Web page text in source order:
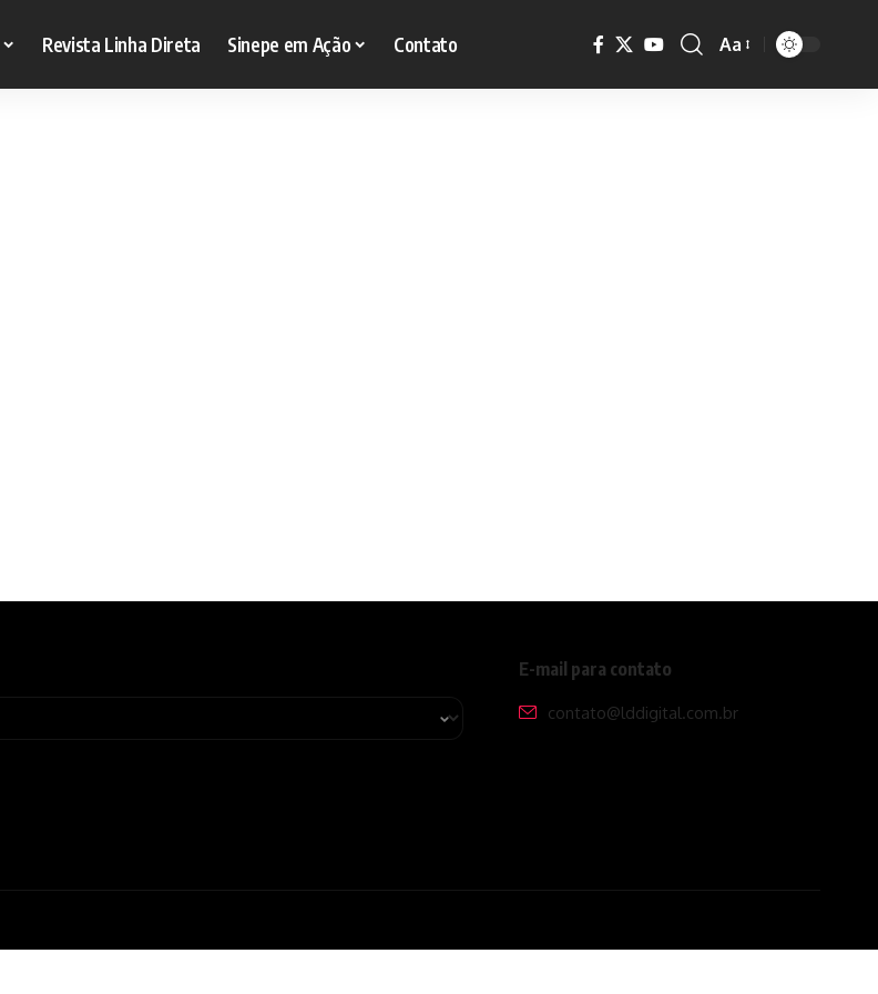
Revista Linha Direta Sinepe em Ação Contato Aa
E-mail para contato
contato@lddigital.com.br